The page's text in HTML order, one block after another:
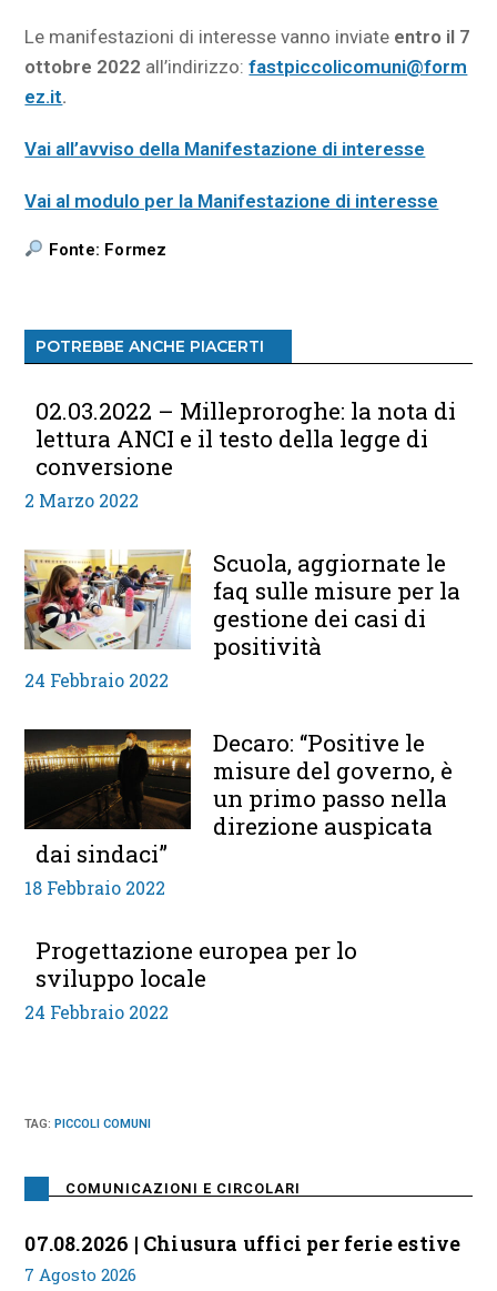
Le manifestazioni di interesse vanno inviate entro il 7
ottobre 2022 all’indirizzo:fastpiccolicomuni@form
ez.it.
Vai all’avviso della Manifestazione di interesse
Vai al modulo per la Manifestazione di interesse
Fonte: Formez
POTREBBE ANCHE PIACERTI
02.03.2022 – Milleproroghe: la nota di
lettura ANCI e il testo della legge di
conversione
2 Marzo 2022
Scuola, aggiornate le
faq sulle misure per la
gestione dei casi di
positività
24 Febbraio 2022
Decaro: “Positive le
misure del governo, è
un primo passo nella
direzione auspicata
dai sindaci”
18 Febbraio 2022
Progettazione europea per lo
sviluppo locale
24 Febbraio 2022
TAG:PICCOLI COMUNI
COMUNICAZIONI E CIRCOLARI
07.08.2026 | Chiusura uffici per ferie estive
7 Agosto 2026